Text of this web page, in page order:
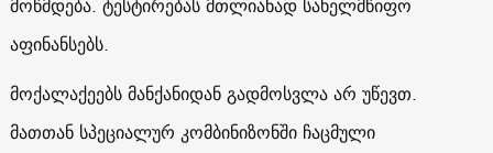
აფინანსებს.
მოქალაქეებს მანქანიდან გადმოსვლა არ უწევთ.
მათთან სპეციალურ კომბინიზონში ჩაცმული